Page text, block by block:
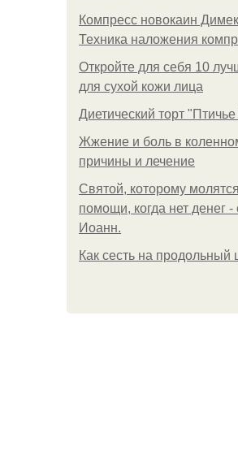
Компресс новокаин
Техника наложения
Откройте для себя 10
для сухой кожи лица
Диетический торт
Жжение и боль в
причины и лечение
Святой, которому
помощи, когда нет денег -
Иоанн.
Как сесть на продольный